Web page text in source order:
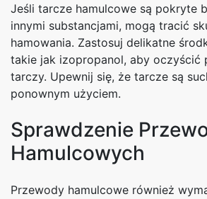
Jeśli tarcze hamulcowe są pokryte
innymi substancjami, mogą tracić
hamowania. Zastosuj delikatne
takie jak izopropanol, aby oczyścić
tarczy. Upewnij się, że tarcze są
ponownym użyciem.
Sprawdzenie
Hamulcowych
Przewody hamulcowe również